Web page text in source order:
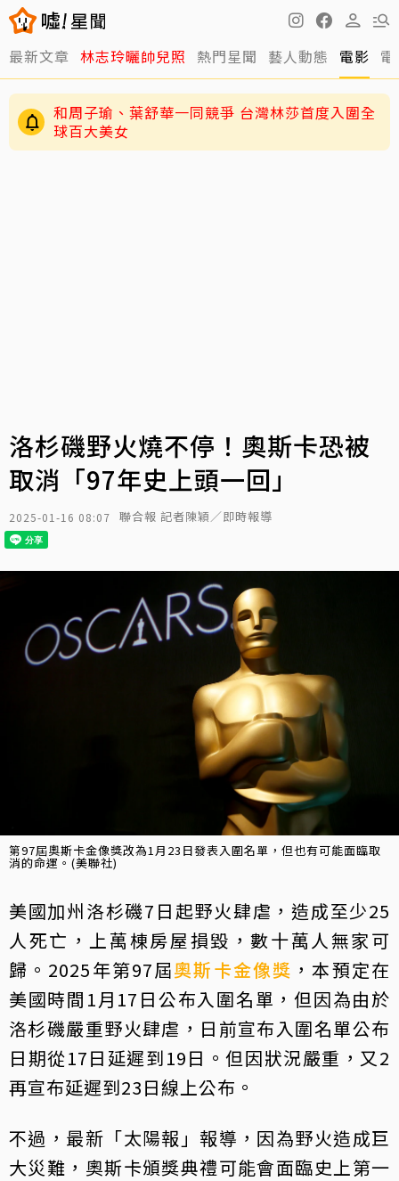
最新文章 林志玲曬帥兒照 熱門星聞 藝人動態 電影
姜厚任護愛12點聲明重砲反擊！駁小24歲女友
「當小三」嗆：講三小？
和周子瑜、葉舒華一同競爭 台灣林莎首度入圍全
球百大美女
洛杉磯野火燒不停！奧斯卡恐被
取消「97年史上頭一回」
2025-01-16 08:07 聯合報 記者陳穎／即時報導
第97屆奧斯卡金像獎改為1月23日發表入圍名單，但也有可能面臨取
消的命運。(美聯社)
美國加州洛杉磯7日起野火肆虐，造成至少25
人死亡，上萬棟房屋損毀，數十萬人無家可
歸。2025年第97屆奧斯卡金像獎 ，本預定在
美國時間1月17日公布入圍名單，但因為由於
洛杉磯嚴重野火肆虐，日前宣布入圍名單公布
日期從17日延遲到19日。但因狀況嚴重，又2
再宣布延遲到23日線上公布。
不過，最新「太陽報」報導，因為野火造成巨
大災難，奧斯卡頒獎典禮可能會面臨史上第一